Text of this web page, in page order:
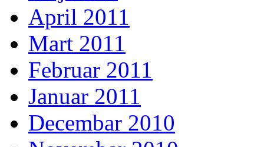
April 2011
Mart 2011
Februar 2011
Januar 2011
Decembar 2010